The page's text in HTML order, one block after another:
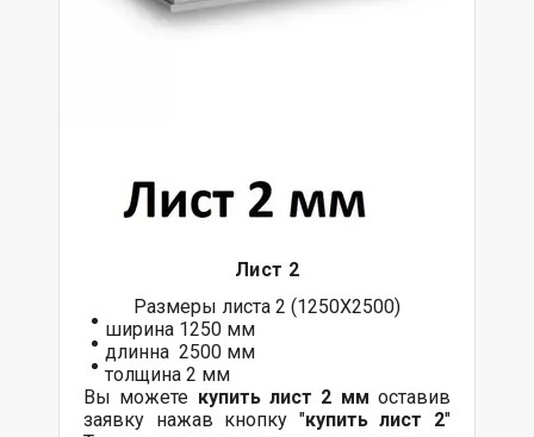
Лист 2
Размеры листа 2 (1250Х2500)
ширина 1250 мм
длинна 2500 мм
толщина 2 мм
Вы можете купить лист 2 мм оставив
заявку нажав кнопку "купить лист 2"